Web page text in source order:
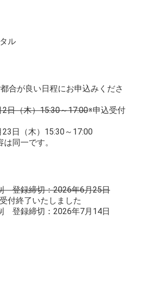
ル
合が良い日程にお申込みくださ
日（木）15:30～17:00※申込受付
日（木）15:30～17:00
同一です。
登録締切：2026年6月25日
付終了いたしました
登録締切：2026年7月14日